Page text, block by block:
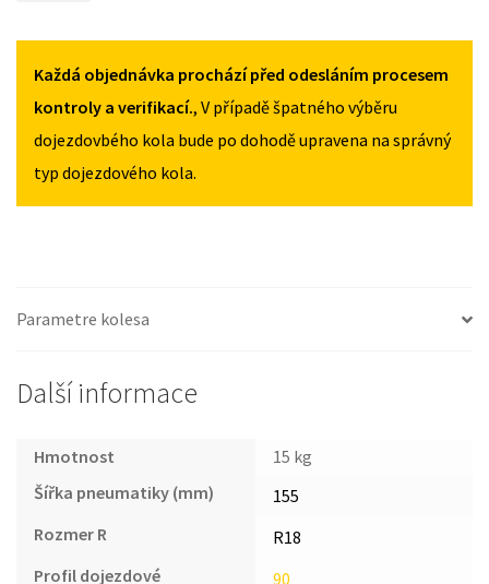
CX-
OD
155/90R18
MNOŽSTVÍ
Každá objednávka prochází před odesláním procesem
kontroly a verifikací., V případě špatného výběru
dojezdovbého kola bude po dohodě upravena na správný
typ dojezdového kola.
Parametre kolesa
Další informace
Hmotnost
15 kg
Šířka pneumatiky (mm)
155
Rozmer R
R18
Profil dojezdové
90